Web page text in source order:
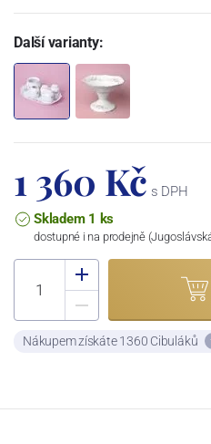
Další varianty:
1 360 Kč s DPH
Skladem 1 ks
dostupné i na prodejně
Nákupem získáte 1360 Cibuláků